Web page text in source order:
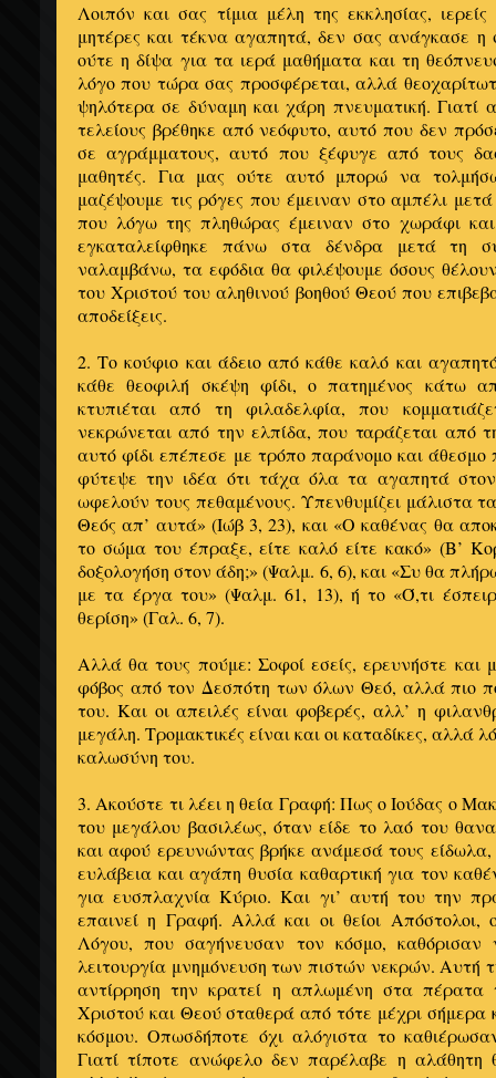
Λοιπόν και σας τίμια μέλη της εκκλησίας,
μητέρες και τέκνα αγαπητά, δεν σας ανάγκασε η
ούτε η δίψα για τα ιερά μαθήματα και τη
λόγο που τώ­ρα σας προσφέρεται, αλλά
ψηλότερα σε δύναμη και χάρη πνευματική. Γιατί
τελείους βρέθηκε από νεόφυτο, αυτό που δεν
σε αγράμματους, αυ­τό που ξέφυγε από τους
μαθητές. Για μας ούτε αυτό μπορώ να
μαζέψουμε τις ρόγες που έμειναν στο αμπέλι
που λόγω της πληθώρας έμειναν στο χωράφι
εγκαταλείφθηκε πά­νω στα δένδρα μετά τη
ναλαμβάνω, τα εφόδια θα φιλέψουμε όσους
του Χριστού του αληθινού βοηθού Θεού που
αποδείξεις.
2. Το κούφιο και άδειο από κάθε καλό και
κάθε θεοφιλή σκέψη φίδι, ο πατημένος κάτω
κτυπιέται από τη φιλαδελφία, που
νεκρώνεται α­πό την ελπίδα, που ταράζεται από
αυτό φίδι επέπεσε με τρόπο παράνο­μο και άθεσμο
φύτεψε την ιδέα ότι τάχα όλα τα αγαπητά
ωφελούν τους πεθαμένους. Υπενθυ­μίζει μάλιστα
Θεός απ’ αυτά» (Ιώβ 3, 23), και «Ο καθένας θα
το σώμα του έπραξε, είτε καλό είτε κακό» (Β’
δοξολογήση στον άδη;» (Ψαλμ. 6, 6), και «Συ θα
με τα έργα του» (Ψαλμ. 61, 13), ή το «Ό,τι
θερίση» (Γαλ. 6, 7).
Αλλά θα τους πούμε: Σοφοί εσείς, ερευνήστε και
φόβος από τον Δεσπότη των όλων Θεό, αλλά πιο
του. Και οι απειλές είναι φοβερές, αλλ’ η
μεγάλη. Τρομακτικές είναι και οι καταδίκες, αλλά
καλωσύνη του.
3. Ακούστε τι λέει η θεία Γραφή: Πως ο Ιούδας ο
του μεγά­λου βασιλέως, όταν είδε το λαό του
και αφού ερευνώντας βρήκε α­νάμεσά τους
ευλάβεια και αγάπη θυσία καθαρτική για τον
για ευσπλαχνία Κύριο. Και γι’ αυτή του την
επαινεί η Γραφή. Αλλά και οι θείοι Από­στολοι,
Λόγου, που σα­γήνευσαν τον κόσμο, καθόρισαν
λειτουργία μνημόνευση των πιστών νε­κρών. Αυτή
αντίρ­ρηση την κρατεί η απλωμένη στα πέρατα
Χριστού και Θεού σταθερά από τότε μέχρι σήμερα
κόσμου. Οπωσδήποτε όχι αλόγιστα το
Γιατί τίποτε ανώ­φελο δεν παρέλαβε η αλάθητη